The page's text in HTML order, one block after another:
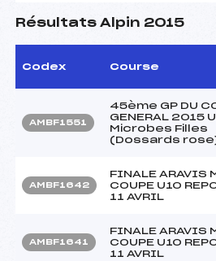
Résultats Alpin 2015
Codex Course
AMBF1551
45ème GP DU
GENERAL 2015
Microbes Filles
(Dossards
AMBF1642
FINALE ARAVIS
COUPE U10
11 AVRIL
AMBF1641
FINALE ARAVIS
COUPE U10
11 AVRIL